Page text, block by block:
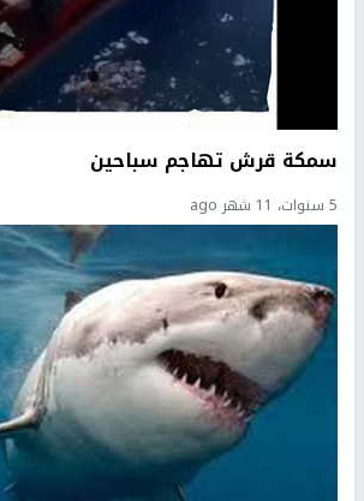
سمكة قرش تهاجم سباحين
5 سنوات، 11 شهر ago